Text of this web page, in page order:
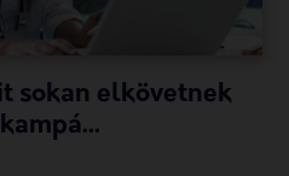
sokan elkövetnek